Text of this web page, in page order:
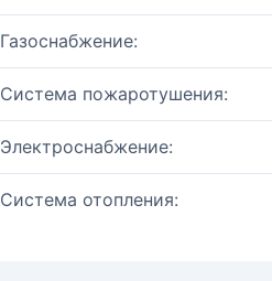
Газоснабжение:
Система пожаротушения:
Электроснабжение:
Система отопления: